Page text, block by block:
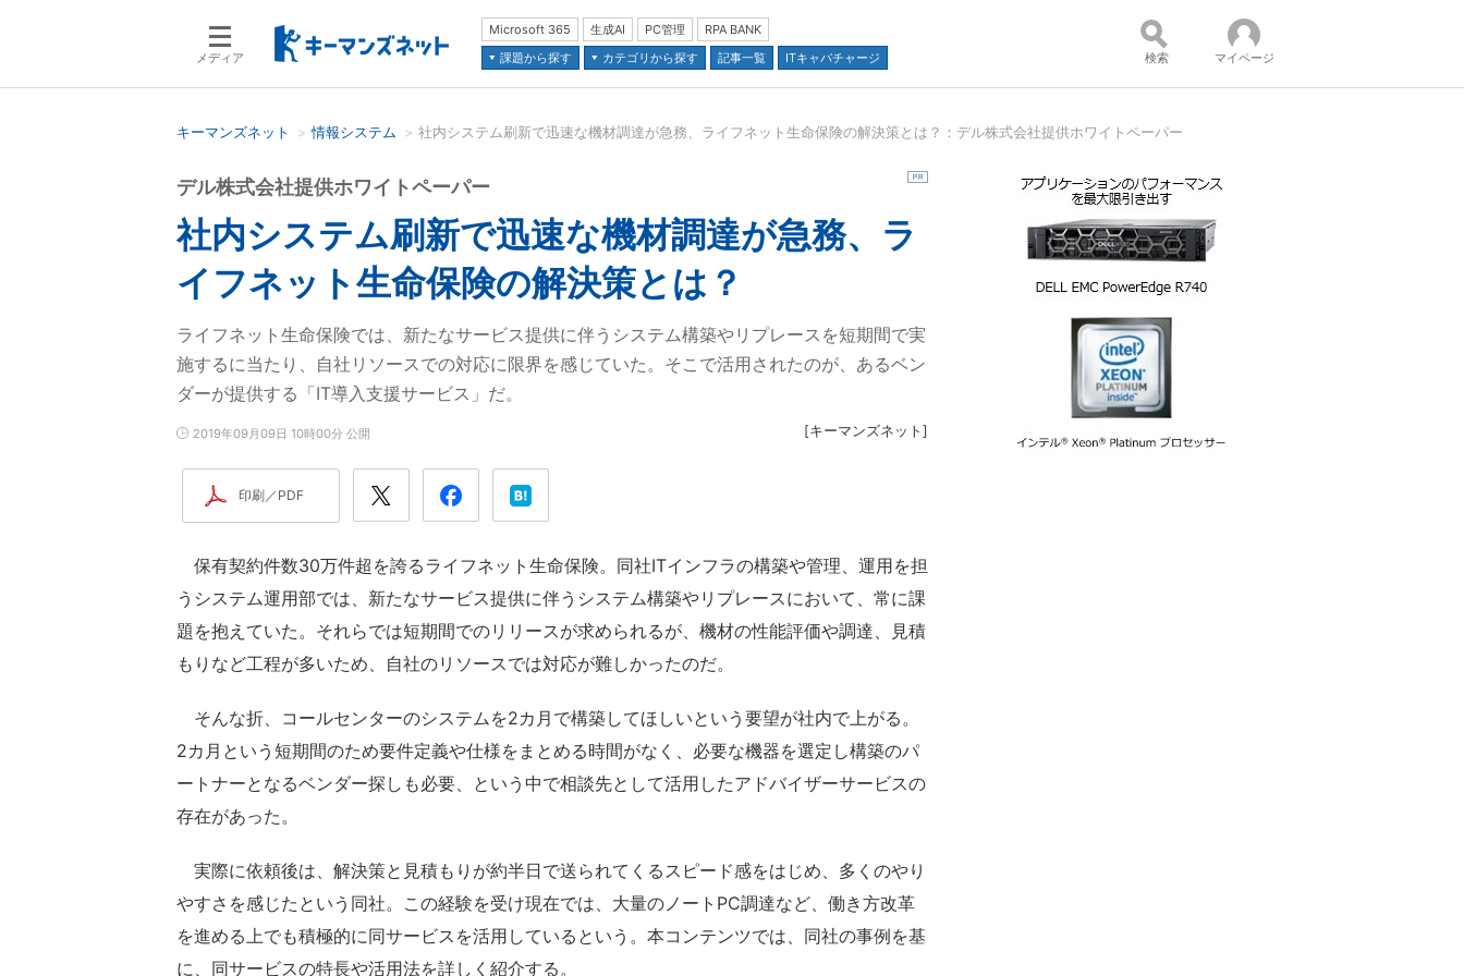
メディア
Microsoft 365 生成AI PC管理
RPA BANK
課題から探す
カテゴリから探す 記事一覧 ITキャパチャージ 検索 マイページ
キーマンズネット 情報システム 社内システム刷新で迅速な機材調達が急務、ライフネット生命保険の解決策とは？：デル株式会社提供ホワイトペーパー
社内システム刷新で迅速な機材調達が急務、ラ
イフネット生命保険の解決策とは？
デル株式会社提供ホワイトペーパー
ライフネット生命保険では、新たなサービス提供に伴うシステム構築やリプレースを短期間で実
施するに当たり、自社リソースでの対応に限界を感じていた。そこで活用されたのが、あるベン
ダーが提供する「IT導入支援サービス」だ。
2019年09月09日 10時00分 公開 [キーマンズネット ]
印刷／PDF
保有契約件数30万件超を誇るライフネット生命保険。同社ITインフラの構築や管理、運用を担
うシステム運用部では、新たなサービス提供に伴うシステム構築やリプレースにおいて、常に課
題を抱えていた。それらでは短期間でのリリースが求められるが、機材の性能評価や調達、見積
もりなど工程が多いため、自社のリソースでは対応が難しかったのだ。
そんな折、コールセンターのシステムを2カ月で構築してほしいという要望が社内で上がる。
2カ月という短期間のため要件定義や仕様をまとめる時間がなく、必要な機器を選定し構築のパ
ートナーとなるベンダー探しも必要、という中で相談先として活用したアドバイザーサービスの
存在があった。
実際に依頼後は、解決策と見積もりが約半日で送られてくるスピード感をはじめ、多くのやり
やすさを感じたという同社。この経験を受け現在では、大量のノートPC調達など、働き方改革
を進める上でも積極的に同サービスを活用しているという。本コンテンツでは、同社の事例を基
に、同サービスの特長や活用法を詳しく紹介する。